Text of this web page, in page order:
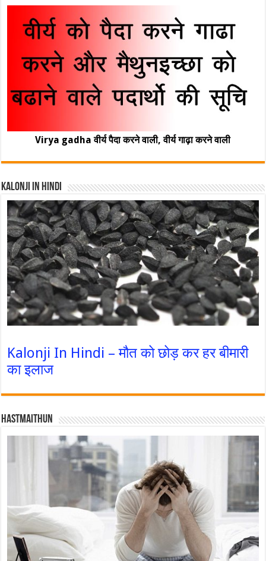
Virya gadha वीर्य पैदा करने वाली, वीर्य गाढ़ा करने वाली
Kalonji In Hindi
Kalonji In Hindi – मौत को छोड़ कर हर बीमारी
का इलाज
Hastmaithun